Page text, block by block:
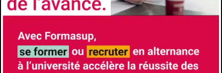
Gestionnaire pédagogique
GRANGE Melissa
+(33)413942333
melissa.grange@univ-amu.fr